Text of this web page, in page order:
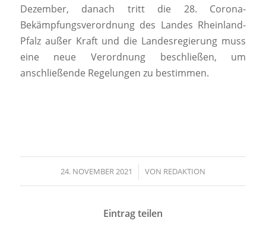
Dezember, danach tritt die 28. Corona-
Bekämpfungsverordnung des Landes Rheinland-
Pfalz außer Kraft und die Landesregierung muss
eine neue Verordnung beschließen, um
anschließende Regelungen zu bestimmen.
24. NOVEMBER 2021
/ VON REDAKTION
Eintrag teilen